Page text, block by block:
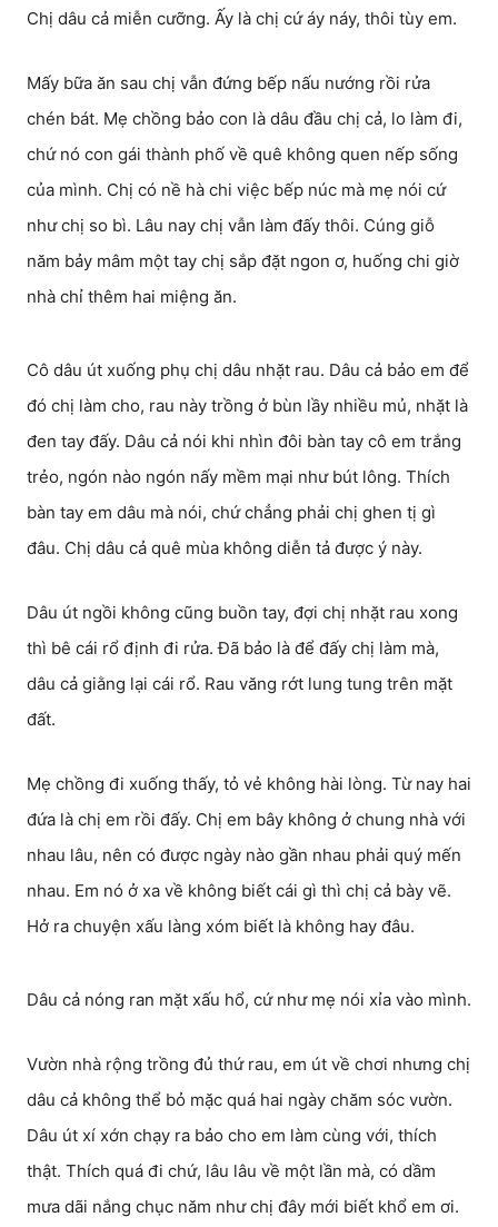
Chị dâu cả miễn cưỡng. Ấy là chị cứ áy náy, thôi tùy em.
Mấy bữa ăn sau chị vẫn đứng bếp nấu nướng rồi rửa
chén bát. Mẹ chồng bảo con là dâu đầu chị cả, lo làm đi,
chứ nó con gái thành phố về quê không quen nếp sống
của mình. Chị có nề hà chi việc bếp núc mà mẹ nói cứ
như chị so bì. Lâu nay chị vẫn làm đấy thôi. Cúng giỗ
năm bảy mâm một tay chị sắp đặt ngon ơ, huống chi giờ
nhà chỉ thêm hai miệng ăn.
Cô dâu út xuống phụ chị dâu nhặt rau. Dâu cả bảo em để
đó chị làm cho, rau này trồng ở bùn lầy nhiều mủ, nhặt là
đen tay đấy. Dâu cả nói khi nhìn đôi bàn tay cô em trắng
trẻo, ngón nào ngón nấy mềm mại như bút lông. Thích
bàn tay em dâu mà nói, chứ chẳng phải chị ghen tị gì
đâu. Chị dâu cả quê mùa không diễn tả được ý này.
Dâu út ngồi không cũng buồn tay, đợi chị nhặt rau xong
thì bê cái rổ định đi rửa. Đã bảo là để đấy chị làm mà,
dâu cả giằng lại cái rổ. Rau văng rớt lung tung trên mặt
đất.
Mẹ chồng đi xuống thấy, tỏ vẻ không hài lòng. Từ nay hai
đứa là chị em rồi đấy. Chị em bây không ở chung nhà với
nhau lâu, nên có được ngày nào gần nhau phải quý mến
nhau. Em nó ở xa về không biết cái gì thì chị cả bày vẽ.
Hở ra chuyện xấu làng xóm biết là không hay đâu.
Dâu cả nóng ran mặt xấu hổ, cứ như mẹ nói xỉa vào mình.
Vườn nhà rộng trồng đủ thứ rau, em út về chơi nhưng chị
dâu cả không thể bỏ mặc quá hai ngày chăm sóc vườn.
Dâu út xí xớn chạy ra bảo cho em làm cùng với, thích
thật. Thích quá đi chứ, lâu lâu về một lần mà, có dầm
mưa dãi nắng chục năm như chị đây mới biết khổ em ơi.